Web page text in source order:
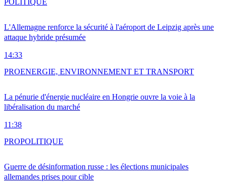
L'Allemagne renforce la sécurité à l'aéroport de Leipzig après une
attaque hybride présumée
14:33
POLITIQUE
La pénurie d'énergie nucléaire en Hongrie ouvre la voie à la
libéralisation du marché
11:38
PROENERGIE, ENVIRONNEMENT ET TRANSPORT
Guerre de désinformation russe : les élections municipales
allemandes prises pour cible
PROPOLITIQUE